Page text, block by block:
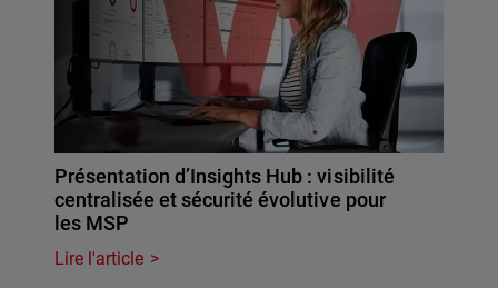
Présentation d’Insights Hub : visibilité
centralisée et sécurité évolutive pour
les MSP
Lire l'article